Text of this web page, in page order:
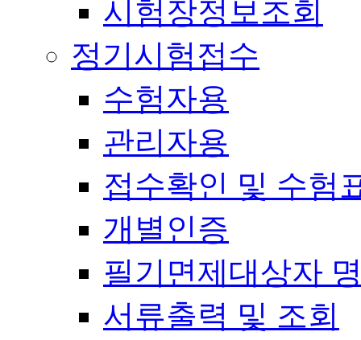
시험장정보조회
정기시험접수
수험자용
관리자용
접수확인 및 수험
개별인증
필기면제대상자
서류출력 및 조회